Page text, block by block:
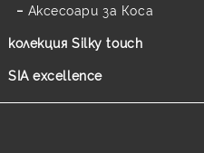
Аксесоари за Коса
колекция Silky touch
SIA excellence